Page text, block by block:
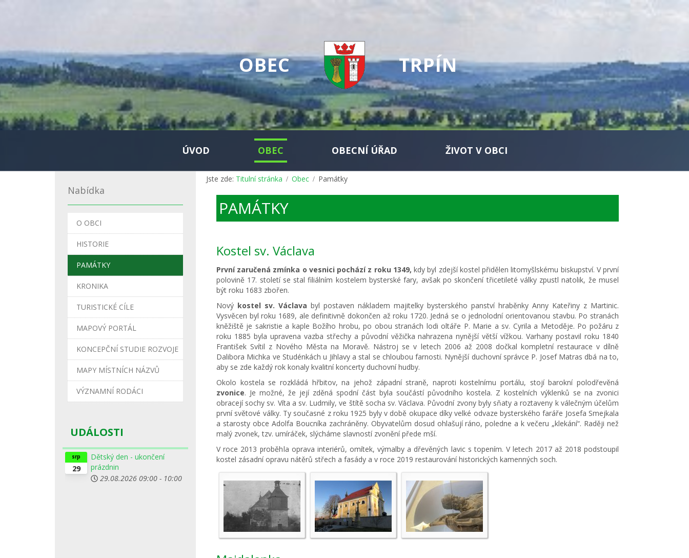
OBEC TRPÍN
ÚVOD OBEC OBECNÍ ÚŘAD ŽIVOT V OBCI
Nabídka
O OBCI
HISTORIE
PAMÁTKY
KRONIKA
TURISTICKÉ CÍLE
MAPOVÝ PORTÁL
KONCEPČNÍ STUDIE ROZVOJE
MAPY MÍSTNÍCH NÁZVŮ
VÝZNAMNÍ RODÁCI
UDÁLOSTI
29
srp
Dětský den - ukončení
prázdnin
29.08.2026 09:00 - 10:00
Jste zde: Titulní stránka Obec Památky
PAMÁTKY
Kostel sv. Václava
První zaručená zmínka o vesnici pochází z roku 1349,kdy byl zdejší kostel přidělen litomyšlskému biskupství. V první
polovině 17. století se stal filiálním kostelem bysterské fary, avšak po skončení třicetileté války zpustl natolik, že musel
být roku 1683 zbořen.
Nový kostel sv. Václava byl postaven nákladem majitelky bysterského panství hraběnky Anny Kateřiny z Martinic.
Vysvěcen byl roku 1689, ale definitivně dokončen až roku 1720. Jedná se o jednolodní orientovanou stavbu. Po stranách
kněžiště je sakristie a kaple Božího hrobu, po obou stranách lodi oltáře P. Marie a sv. Cyrila a Metoděje. Po požáru z
roku 1885 byla upravena vazba střechy a původní věžička nahrazena nynější větší vížkou. Varhany postavil roku 1840
František Svítil z Nového Města na Moravě. Nástroj se v letech 2006 až 2008 dočkal kompletní restaurace v dílně
Dalibora Michka ve Studénkách u Jihlavy a stal se chloubou farnosti. Nynější duchovní správce P. Josef Matras dbá na to,
aby se zde každý rok konaly kvalitní koncerty duchovní hudby.
Okolo kostela se rozkládá hřbitov, na jehož západní straně, naproti kostelnímu portálu, stojí barokní polodřevěná
zvonice. Je možné, že její zděná spodní část byla součástí původního kostela. Z kostelních výklenků se na zvonici
obracejí sochy sv. Víta a sv. Ludmily, ve štítě socha sv. Václava. Původní zvony byly sňaty a roztaveny k válečným účelům
první světové války. Ty současné z roku 1925 byly v době okupace díky velké odvaze bysterského faráře Josefa Smejkala
a starosty obce Adolfa Boucníka zachráněny. Obyvatelům dosud ohlašují ráno, poledne a k večeru „klekání“. Raději než
malý zvonek, tzv. umíráček, slýcháme slavností zvonění přede mší.
V roce 2013 proběhla oprava interiérů, omítek, výmalby a dřevěných lavic s topením. V letech 2017 až 2018 podstoupil
kostel zásadní opravu nátěrů střech a fasády a v roce 2019 restaurování historických kamenných soch.